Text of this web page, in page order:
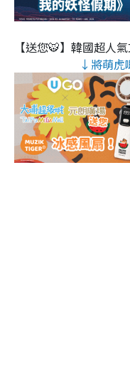
【送您🐯】韓國超人
↓將萌虎